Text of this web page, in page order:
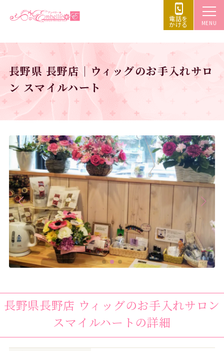
MENU
電話を
かける
長野県 長野店｜ウィッグのお手入れサロ
ン スマイルハート
長野県長野店 ウィッグのお手入れサロン
スマイルハート の詳細